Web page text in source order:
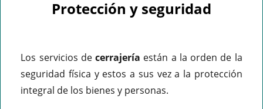
Protección y seguridad
Los servicios decerrajería están a la orden de la
seguridad física y estos a sus vez a la protección
integral de los bienes y personas.